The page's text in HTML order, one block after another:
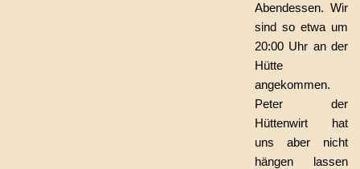
Abendessen. Wir
sind so etwa um
20:00 Uhr an der
Hütte
angekommen.
Peter der
Hüttenwirt hat
uns aber nicht
hängen lassen